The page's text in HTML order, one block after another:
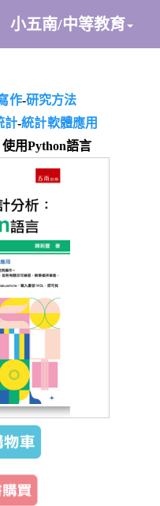
小五南/中等教育
作-研究方法
計-統計軟體應用
用Python語言